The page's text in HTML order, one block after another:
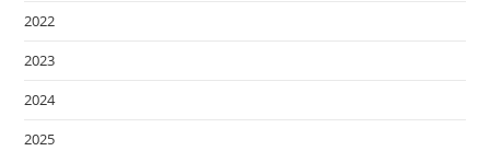
2022
2023
2024
2025